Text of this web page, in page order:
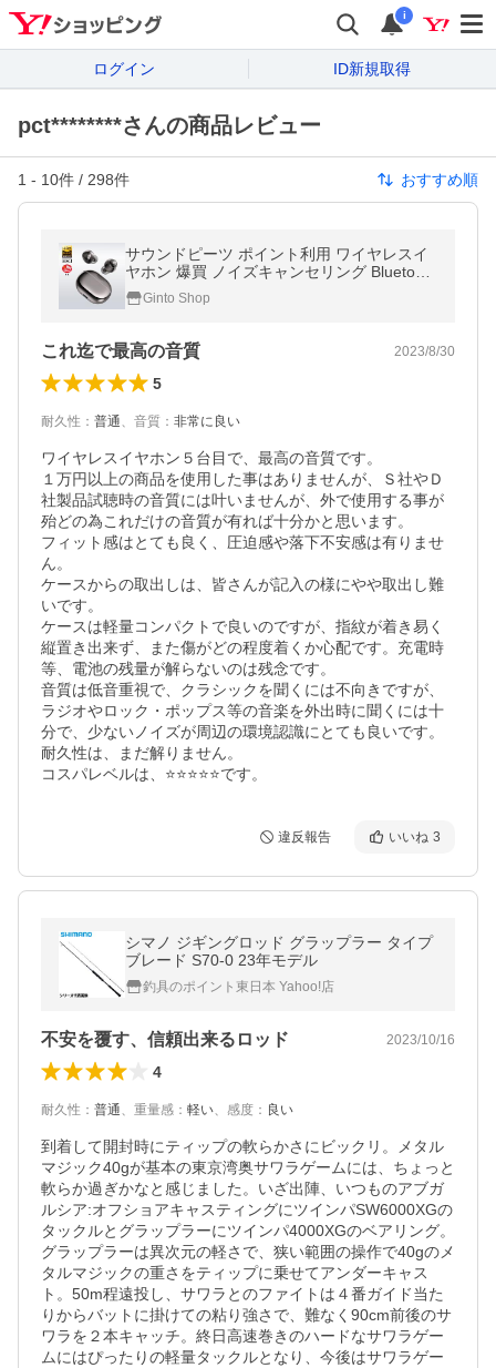
i
ログイン ID新規取得
pct********さんの商品レビュー
1 - 10件 / 298件 おすすめ順
サウンドピーツ ポイント利用 ワイヤレスイ
ヤホン 爆買 ノイズキャンセリング Bluetooth
5.3 SOUNDPEATS Engine4 AI通話 独自のデ
ュアルクロスオーバー技術
Ginto Shop
これ迄で最高の音質 2023/8/30
5
耐久性 ： 普通、 音質 ： 非常に良い
ワイヤレスイヤホン５台目で、最高の音質です。
１万円以上の商品を使用した事はありませんが、Ｓ社やＤ
社製品試聴時の音質には叶いませんが、外で使用する事が
殆どの為これだけの音質が有れば十分かと思います。
フィット感はとても良く、圧迫感や落下不安感は有りませ
ん。
ケースからの取出しは、皆さんが記入の様にやや取出し難
いです。
ケースは軽量コンパクトで良いのですが、指紋が着き易く
縦置き出来ず、また傷がどの程度着くか心配です。充電時
等、電池の残量が解らないのは残念です。
音質は低音重視で、クラシックを聞くには不向きですが、
ラジオやロック・ポップス等の音楽を外出時に聞くには十
分で、少ないノイズが周辺の環境認識にとても良いです。
耐久性は、まだ解りません。
コスパレベルは、⭐⭐⭐⭐⭐です。
違反報告 いいね 3
シマノ ジギングロッド グラップラー タイプ
ブレード S70-0 23年モデル
釣具のポイント東日本 Yahoo!店
不安を覆す、信頼出来るロッド 2023/10/16
4
耐久性 ： 普通、 重量感 ： 軽い、 感度 ： 良い
到着して開封時にティップの軟らかさにビックリ。メタル
マジック40gが基本の東京湾奥サワラゲームには、ちょっと
軟らか過ぎかなと感じました。いざ出陣、いつものアブガ
ルシア:オフショアキャスティングにツインパSW6000XGの
タックルとグラップラーにツインパ4000XGのベアリング。
グラップラーは異次元の軽さで、狭い範囲の操作で40gのメ
タルマジックの重さをティップに乗せてアンダーキャス
ト。50m程遠投し、サワラとのファイトは４番ガイド当た
りからバットに掛けての粘り強さで、難なく90cm前後のサ
ワラを２本キャッチ。終日高速巻きのハードなサワラゲー
ムにはぴったりの軽量タックルとなり、今後はサワラゲー